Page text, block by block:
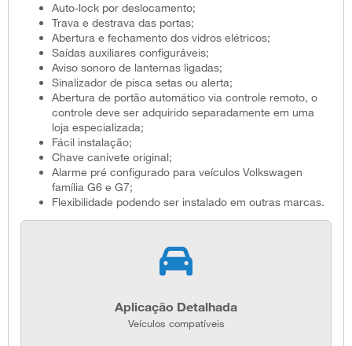
Auto-lock por deslocamento;
Trava e destrava das portas;
Abertura e fechamento dos vidros elétricos;
Saídas auxiliares configuráveis;
Aviso sonoro de lanternas ligadas;
Sinalizador de pisca setas ou alerta;
Abertura de portão automático via controle remoto, o
controle deve ser adquirido separadamente em uma
loja especializada;
Fácil instalação;
Chave canivete original;
Alarme pré configurado para veículos Volkswagen
família G6 e G7;
Flexibilidade podendo ser instalado em outras marcas.
Aplicação Detalhada
Veículos compatíveis